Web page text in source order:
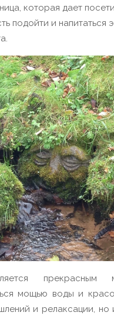
которая дает
подойти и напитаться
прекрасным
мощью воды и
и релаксации, но